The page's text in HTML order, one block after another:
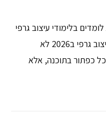
איזה תוכנות אדובי ADOBE 2026 לומדים בלימודי עיצוב גרפי
– ומה עושים איתן בפועל לימודי עיצוב גרפי ב2026 לא
כפתור בתוכנה, אלא